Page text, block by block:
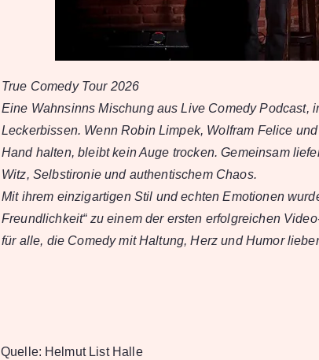
True Comedy Tour 2026
Eine Wahnsinns Mischung aus Live Comedy Podcast,
Leckerbissen. Wenn Robin Limpek, Wolfram Felice
Hand halten, bleibt kein Auge trocken. Gemeinsam
Witz, Selbstironie und authentischem Chaos.
Mit ihrem einzigartigen Stil und echten Emotionen
Freundlichkeit“ zu einem der ersten erfolgreichen
für alle, die Comedy mit Haltung, Herz und Humor
Quelle: Helmut List Halle